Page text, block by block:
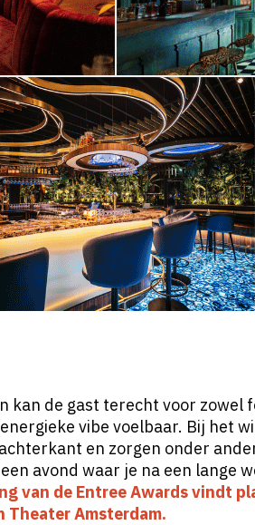
kan de gast terecht voor zowel
vibe voelbaar. Bij het
en zorgen onder
avond waar je na een lange
van de Entree Awards vindt
Theater Amsterdam.